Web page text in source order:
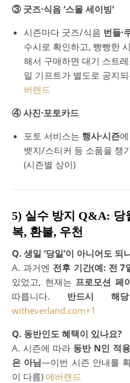
③ 굿즈·식음 ‘스몰 세이빙’
시즌마다 굿즈/식음 번들·
수시로 확인하고, 빵빵한
해서 구매하면 대기 스트
일 기프트가 별도로 공지
버랜드
④ 사진·포토카드
포토 서비스는 행사·시즌
뱃지/스티커 등 소품을 챙
(시즌별 상이)
5) 실수 방지 Q&A: 당
복, 환불, 우천
Q. 생일 ‘당일’이 아니어도 되
A. 과거엔 전후 기간(예: 전 7
있었고, 현재는 프로모션 페
따릅니다. 반드시 해
witheverland.com+1
Q. 동반인도 혜택이 있나요?
A. 시즌에 따라 동반 N인 적용
은 아님—이번 시즌 안내를 확
이 다름) 에버랜드